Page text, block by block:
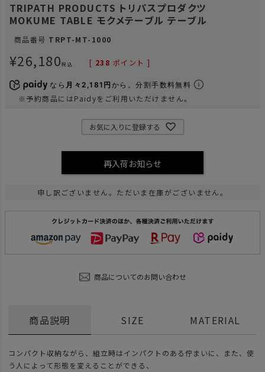
TRIPATH PRODUCTS トリパスプロダクツ
MOKUME TABLE モクメテーブル テーブル
商品番号 TRPT-MT-1000
¥26,180税込 [ 238 ポイント ]
なら 月々2,181円 から。分割手数料無料
※予約商品にはPaidyをご利用いただけません。
お気に入りに登録する
再入荷お知らせ
申し訳ございません。ただいま在庫がございません。
商品についてのお問い合わせ
商品説明
コンパクト収納ながら、組立時はインパクトのある佇まいに、また、使
う人によって形態を変えることができる、
SIZE MATERIAL